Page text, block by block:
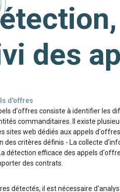
des
d'offres
d'offres consiste à identifier les
commanditaires. Il existe
sites web dédiés aux appels
des critères définis - La collecte
détection efficace des appels
des contrats.
détectés, il est nécessaire